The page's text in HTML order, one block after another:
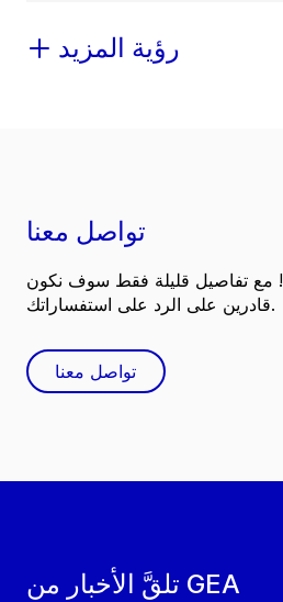
رؤية المزيد
تلقَّ الأخبار من GEA
تواصل معنا
مع تفاصيل قليلة فقط سوف نكون
قادرين على الرد على استفساراتك.
تواصل معنا